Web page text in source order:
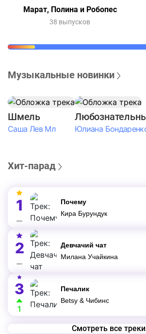
Марат, Полина и Робопес
38 выпусков
Музыкальные новинки
Шмель
Саша Лев Мл
Хит-парад
1
Почему
Кира Бурундук
2
Девчачий чат
Милана Учайкина
3
1
Печалик
Betsy & Чибинс
Смотреть все треки